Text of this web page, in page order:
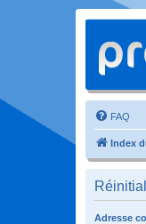
FAQ
Index
Adresse